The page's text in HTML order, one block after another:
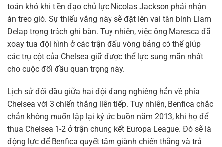
toán khó khi tiền đạo chủ lực Nicolas Jackson phải nhận
án treo giò. Sự thiếu vắng này sẽ đặt lên vai tân binh Liam
Delap trọng trách ghi bàn. Tuy nhiên, việc ông Maresca đã
xoay tua đội hình ở các trận đấu vòng bảng có thể giúp
các trụ cột của Chelsea giữ được thể lực sung mãn nhất
cho cuộc đối đầu quan trọng này.
Lịch sử đối đầu giữa hai đội đang nghiêng hẳn về phía
Chelsea với 3 chiến thắng liên tiếp. Tuy nhiên, Benfica chắc
chắn không muốn lặp lại ký ức buồn năm 2013, khi họ để
thua Chelsea 1-2 ở trận chung kết Europa League. Đó sẽ là
động lực để Benfica quyết tâm giành chiến thắng và trả